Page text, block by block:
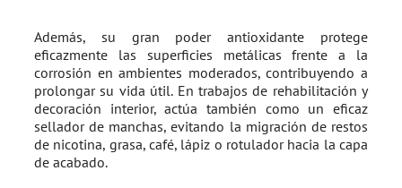
Además, su gran poder antioxidante protege
eficazmente las superficies metálicas frente a la
corrosión en ambientes moderados, contribuyendo a
prolongar su vida útil. En trabajos de rehabilitación y
decoración interior, actúa también como un eficaz
sellador de manchas, evitando la migración de restos
de nicotina, grasa, café, lápiz o rotulador hacia la capa
de acabado.